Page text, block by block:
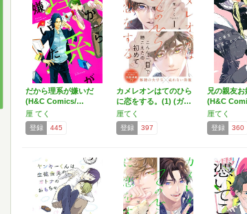
だから理系が嫌いだ
(H&C Comics/…
厘 てく
登録 445
カメレオンはてのひら
に恋をする。(1) (ガ…
厘てく
登録 397
兄の親友
(H&C
厘てく
登録 360